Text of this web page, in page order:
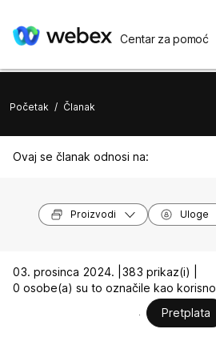
Centar za pomoć
Početak / Članak
Ovaj se članak odnosi na:
Proizvodi Uloge
03. prosinca 2024. | 383 prikaz(i) |
0 osobe(a) su to označile kao korisno
Pretplata